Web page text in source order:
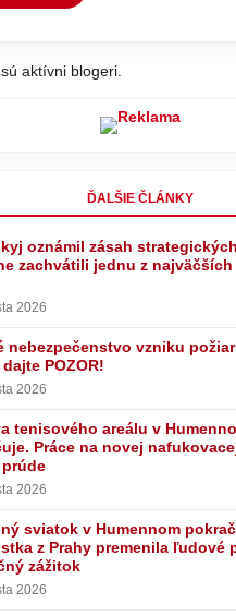
aktívni blogeri.
ĎALŠIE ČLÁNKY
oznámil zásah
zachvátili jednu z
2026
nebezpečenstvo vzniku
POZOR!
2026
tenisového areálu v
Práce na novej
2026
sviatok v Humennom
z Prahy premenila ľudové
zážitok
2026